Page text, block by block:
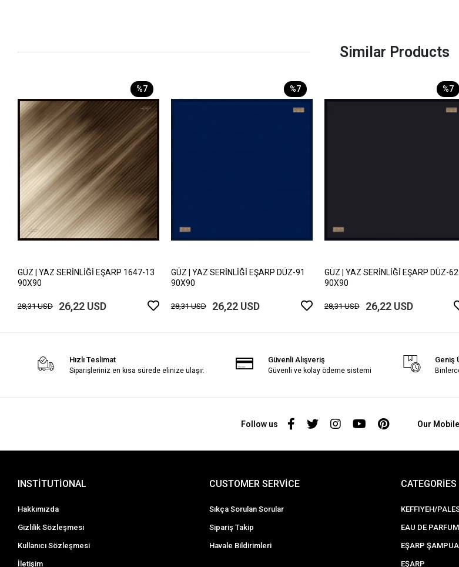
Similar Products
%7
GÜZ | YAZ SERİNLİĞİ EŞARP 1647-13
90X90
28,31 USD 26,22 USD
%7
GÜZ | YAZ SERİNLİĞİ EŞARP DÜZ-91
90X90
28,31 USD 26,22 USD
%7
GÜZ | YAZ SERİNLİĞİ EŞARP DÜZ-62
90X90
28,31 USD 26,22 USD
Hızlı Teslimat
Siparişleriniz en kısa sürede elinize ulaşır.
Güvenli Alışveriş
Güvenli ve kolay ödeme sistemi
Geniş
Follow us Our
INSTİTUTİONAL
Hakkımızda
Gizlilik Sözleşmesi
Kullanıcı Sözleşmesi
İletişim
CUSTOMER SERVİCE
Sıkça Sorulan Sorular
Sipariş Takip
Havale Bildirimleri
CATEGORİES
KEFFIYEH/
EAU DE PARFUM
EŞARP
EŞARP